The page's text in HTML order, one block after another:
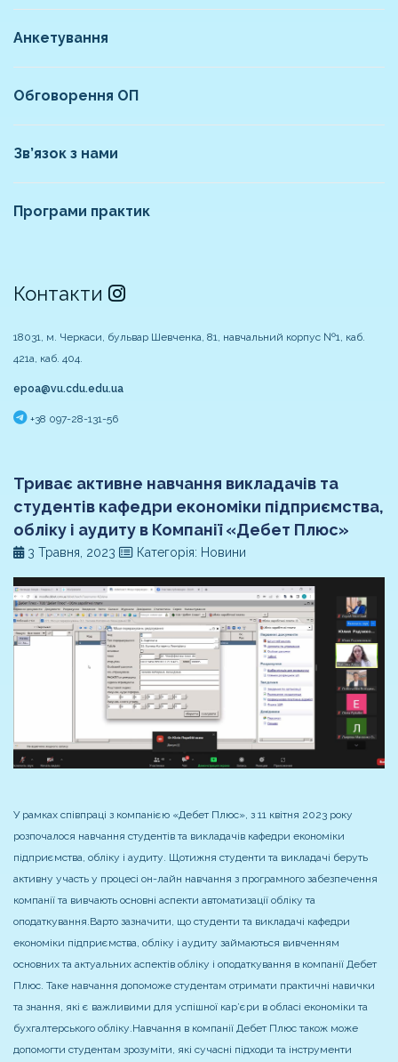
Анкетування
Обговорення ОП
Зв’язок з нами
Програми практик
Контакти
18031, м. Черкаси, бульвар Шевченка, 81, навчальний корпус №1, каб.
421а, каб. 404.
epoa@vu.cdu.edu.ua
+38 097-28-131-56
Триває активне навчання викладачів та
студентів кафедри економіки підприємства,
обліку і аудиту в Компанії «Дебет Плюс»
3 Травня, 2023 Категорія: Новини
У рамках співпраці з компанією «Дебет Плюс», з 11 квітня 2023 року
розпочалося навчання студентів та викладачів кафедри економіки
підприємства, обліку і аудиту. Щотижня студенти та викладачі беруть
активну участь у процесі он-лайн навчання з програмного забезпечення
компанії та вивчають основні аспекти автоматизації обліку та
оподаткування.Варто зазначити, що студенти та викладачі кафедри
економіки підприємства, обліку і аудиту займаються вивченням
основних та актуальних аспектів обліку і оподаткування в компанії Дебет
Плюс. Таке навчання допоможе студентам отримати практичні навички
та знання, які є важливими для успішної кар’єри в обласі економіки та
бухгалтерського обліку.Навчання в компанії Дебет Плюс також може
допомогти студентам зрозуміти, які сучасні підходи та інструменти